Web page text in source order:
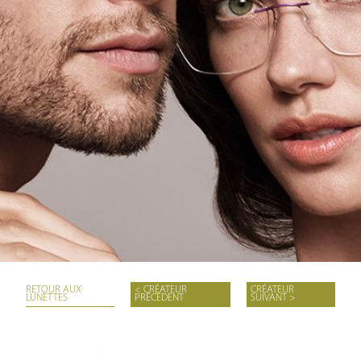
RETOUR AUX
LUNETTES
< CRÉATEUR
PRÉCÉDENT
CRÉATEUR
SUIVANT >